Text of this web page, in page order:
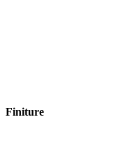
Finiture